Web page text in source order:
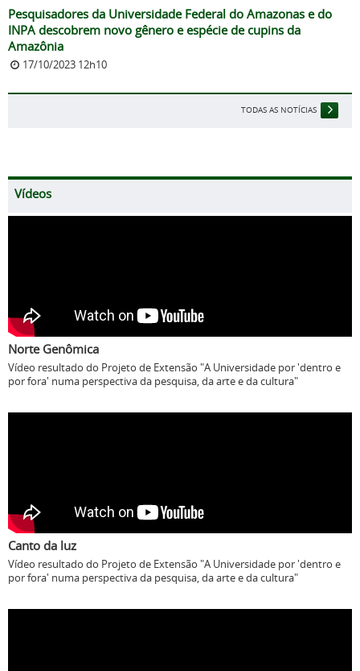
Pesquisadores da Universidade Federal do Amazonas e do
INPA descobrem novo gênero e espécie de cupins da
Amazônia
17/10/2023 12h10
TODAS AS NOTÍCIAS
Vídeos
Norte Genômica
Vídeo resultado do Projeto de Extensão "A Universidade por 'dentro e
por fora' numa perspectiva da pesquisa, da arte e da cultura"
Canto da luz
Vídeo resultado do Projeto de Extensão "A Universidade por 'dentro e
por fora' numa perspectiva da pesquisa, da arte e da cultura"